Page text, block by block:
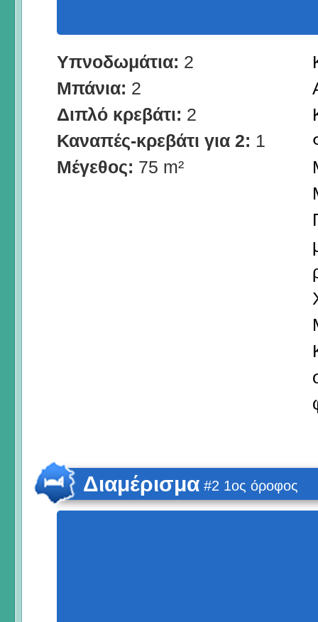
Υπνοδωμάτια: 2
Μπάνια: 2
Διπλό κρεβάτι: 2
Καναπές-κρεβάτι για 2: 1
Μέγεθος: 75 m²
Διαμέρισμα #2 1ος όροφος